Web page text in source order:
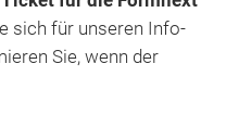
sich für unseren Info-
Sie, wenn der